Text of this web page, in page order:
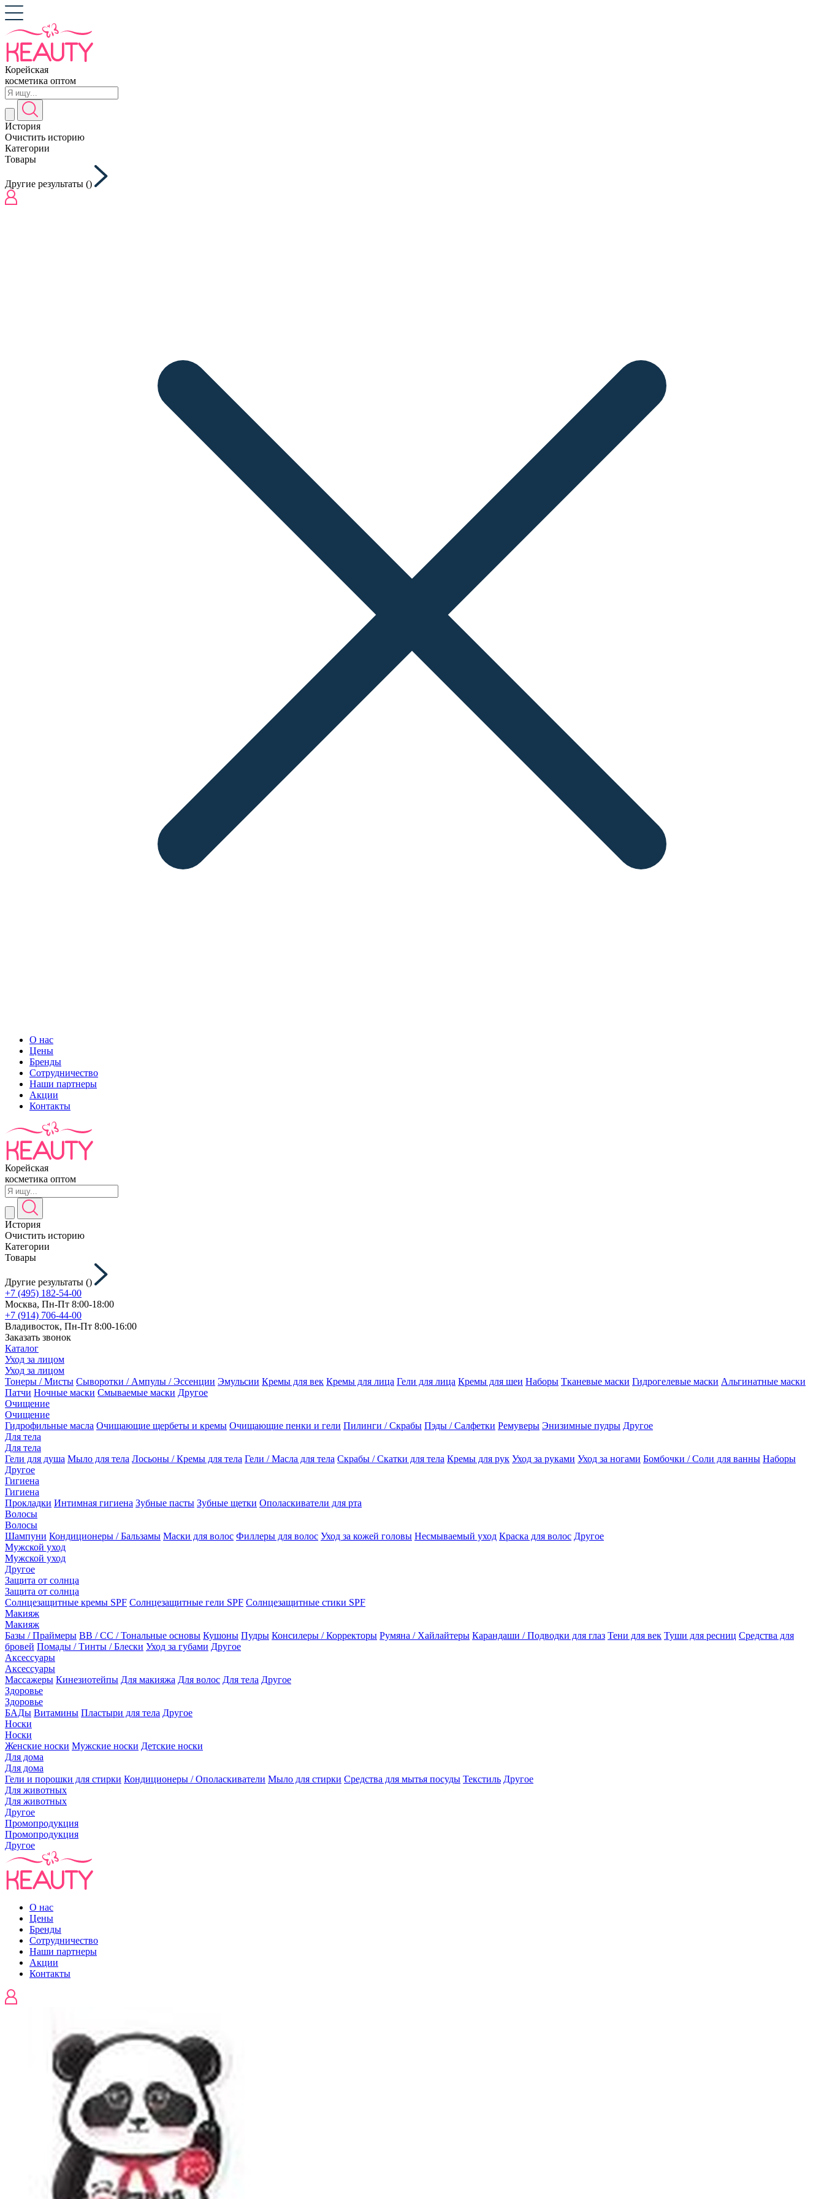
Корейская
косметика оптом
История
Очистить историю
Категории
Товары
Другие результаты ()
О нас
Цены
Бренды
Сотрудничество
Наши партнеры
Акции
Контакты
Корейская
косметика оптом
История
Очистить историю
Категории
Товары
Другие результаты ()
+7 (495) 182-54-00
Москва, Пн-Пт 8:00-18:00
+7 (914) 706-44-00
Владивосток, Пн-Пт 8:00-16:00
Заказать звонок
Каталог
Уход за лицом
Уход за лицом
Тонеры / Мисты Сыворотки / Ампулы / Эссенции Эмульсии Кремы для век Кремы для лица Гели для лица Кремы для шеи Наборы Тканевые маски Гидрогелевые маски Альгинатные маски
Патчи Ночные маски Смываемые маски Другое
Очищение
Очищение
Гидрофильные масла Очищающие щербеты и кремы Очищающие пенки и гели Пилинги / Скрабы Пэды / Салфетки Ремуверы Энизимные пудры Другое
Для тела
Для тела
Гели для душа Мыло для тела Лосьоны / Кремы для тела Гели / Масла для тела Скрабы / Скатки для тела Кремы для рук Уход за руками Уход за ногами Бомбочки / Соли для ванны Наборы
Другое
Гигиена
Гигиена
Прокладки Интимная гигиена Зубные пасты Зубные щетки Ополаскиватели для рта
Волосы
Волосы
Шампуни Кондиционеры / Бальзамы Маски для волос Филлеры для волос Уход за кожей головы Несмываемый уход Краска для волос Другое
Мужской уход
Мужской уход
Другое
Защита от солнца
Защита от солнца
Солнцезащитные кремы SPF Солнцезащитные гели SPF Солнцезащитные стики SPF
Макияж
Макияж
Базы / Праймеры BB / CC / Тональные основы Кушоны Пудры Консилеры / Корректоры Румяна / Хайлайтеры Карандаши / Подводки для глаз Тени для век Туши для ресниц Средства для
бровей Помады / Тинты / Блески Уход за губами Другое
Аксессуары
Аксессуары
Массажеры Кинезиотейпы Для макияжа Для волос Для тела Другое
Здоровье
Здоровье
БАДы Витамины Пластыри для тела Другое
Носки
Носки
Женские носки Мужские носки Детские носки
Для дома
Для дома
Гели и порошки для стирки Кондиционеры / Ополаскиватели Мыло для стирки Средства для мытья посуды Текстиль Другое
Для животных
Для животных
Другое
Промопродукция
Промопродукция
Другое
О нас
Цены
Бренды
Сотрудничество
Наши партнеры
Акции
Контакты